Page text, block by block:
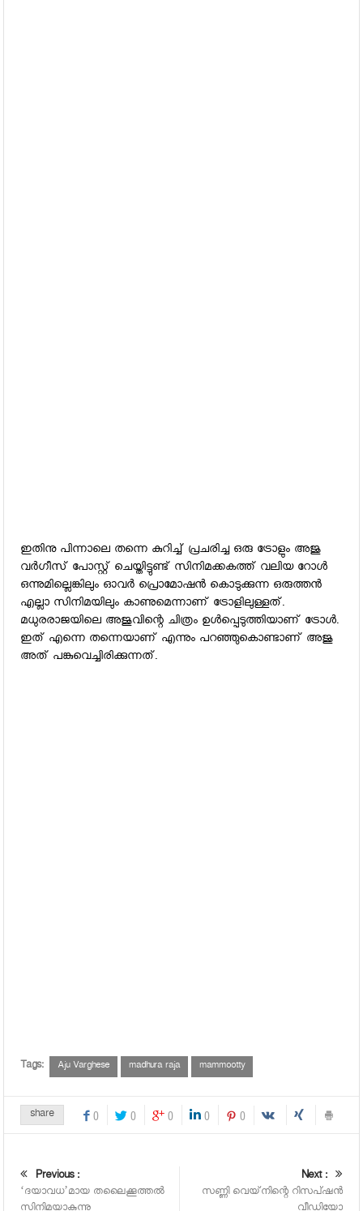
ഇതിനു പിന്നാലെ തന്നെ കുറിച്ച് പ്രചരിച്ച ഒരു ട്രോളും അജു
വര്‍ഗീസ് പോസ്റ്റ് ചെയ്തിട്ടുണ്ട് സിനിമക്കകത്ത് വലിയ റോള്‍
ഒന്നുമില്ലെങ്കിലും ഓവര്‍ പ്രൊമോഷന്‍ കൊടുക്കുന്ന ഒരുത്തന്‍
എല്ലാ സിനിമയിലും കാണുമെന്നാണ് ട്രോളിലുള്ളത്.
മധുരരാജയിലെ അജുവിന്റെ ചിത്രം ഉള്‍പ്പെടുത്തിയാണ് ട്രോള്‍.
ഇത് എന്നെ തന്നെയാണ് എന്നും പറഞ്ഞുകൊണ്ടാണ് അജു
അത് പങ്കുവെച്ചിരിക്കുന്നത്.
Tags: Aju Varghese madhura raja mammootty
share 0 0 0 0 0
Previous :
‘ദയാവധ’മായ തലൈക്കൂത്തല്‍
Next :
സണ്ണി വെയ്‌നിന്റെ റിസപ്ഷന്‍